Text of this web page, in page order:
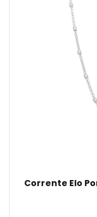
Corrente Elo